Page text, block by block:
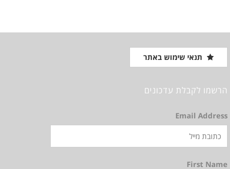
תנאי שימוש באתר
הרשמו לקבלת עדכונים
Email Address
First Name